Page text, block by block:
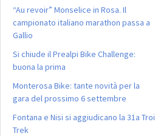
“Au revoir” Monselice in Rosa. Il
campionato italiano marathon passa a
Gallio
Si chiude il Prealpi Bike Challenge:
buona la prima
Monterosa Bike: tante novità per la
gara del prossimo 6 settembre
Fontana e Nisi si aggiudicano la 31a Troi
Trek